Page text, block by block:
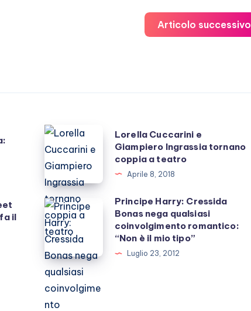
Articolo successivo
Lorella
Cuccarini
e
Giampiero
Ingrassia
tornano
coppia
teatro
Lorella Cuccarini e
Giampiero Ingrassia tornano
coppia a teatro
Aprile 8, 2018
il
Principe
Harry:
Cressida
Bonas
nega
qualsiasi
coinvolgimento
Principe Harry: Cressida
Bonas nega qualsiasi
coinvolgimento romantico:
“Non è il mio tipo”
Luglio 23, 2012